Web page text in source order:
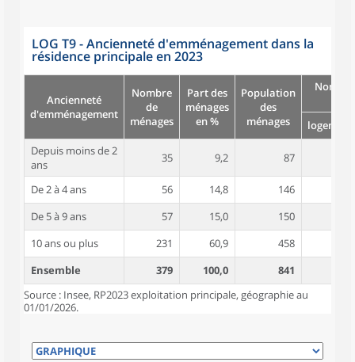
LOG T9 - Ancienneté d'emménagement dans la
résidence principale en 2023
Ancienneté
d'emménagement
Nombre
de
ménages
Part des
ménages
en %
Population
des
ménages
logement
Depuis moins de 2
ans
35 9,2 87
De 2 à 4 ans 56 14,8 146
De 5 à 9 ans
57 15,0 150
10 ans ou plus
231 60,9 458
Ensemble
379 100,0 841
Source : Insee, RP2023 exploitation principale, géographie au
01/01/2026.